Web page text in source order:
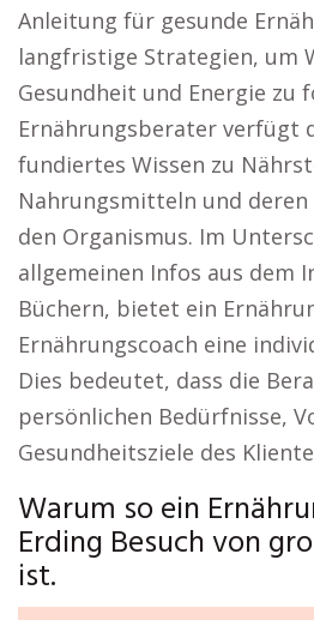
Anleitung für gesunde
langfristige Strategien, um
Gesundheit und Energie zu
Ernährungsberater verfügt
fundiertes Wissen zu
Nahrungsmitteln und
den Organismus. Im
allgemeinen Infos aus dem
Büchern, bietet ein
Ernährungscoach eine
Dies bedeutet, dass die
persönlichen Bedürfnisse,
Gesundheitsziele des
Warum so ein
Erding Besuch von
ist.